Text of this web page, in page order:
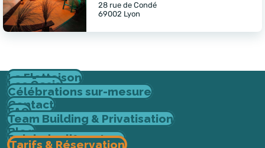
28 rue de Condé
69002 Lyon
La Flottaison
Les Ōasis
Célébrations sur-mesure
Contact
FAQ
Team Building & Privatisation
Blog
Rejoindre l'Aventure
Tarifs & Réservation